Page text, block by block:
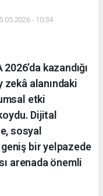
- 10:34
kazandığı
alanındaki
etki
Dijital
sosyal
bir yelpazede
arenada önemli